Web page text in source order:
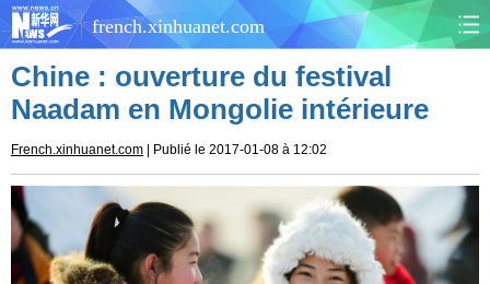
french.xinhuanet.com
CHINE MONDE
CULTURE SOCIÉTÉ
SPORTS
Chine : ouverture du festival
Naadam en Mongolie intérieure
French.xinhuanet.com | Publié le 2017-01-08 à 12:02